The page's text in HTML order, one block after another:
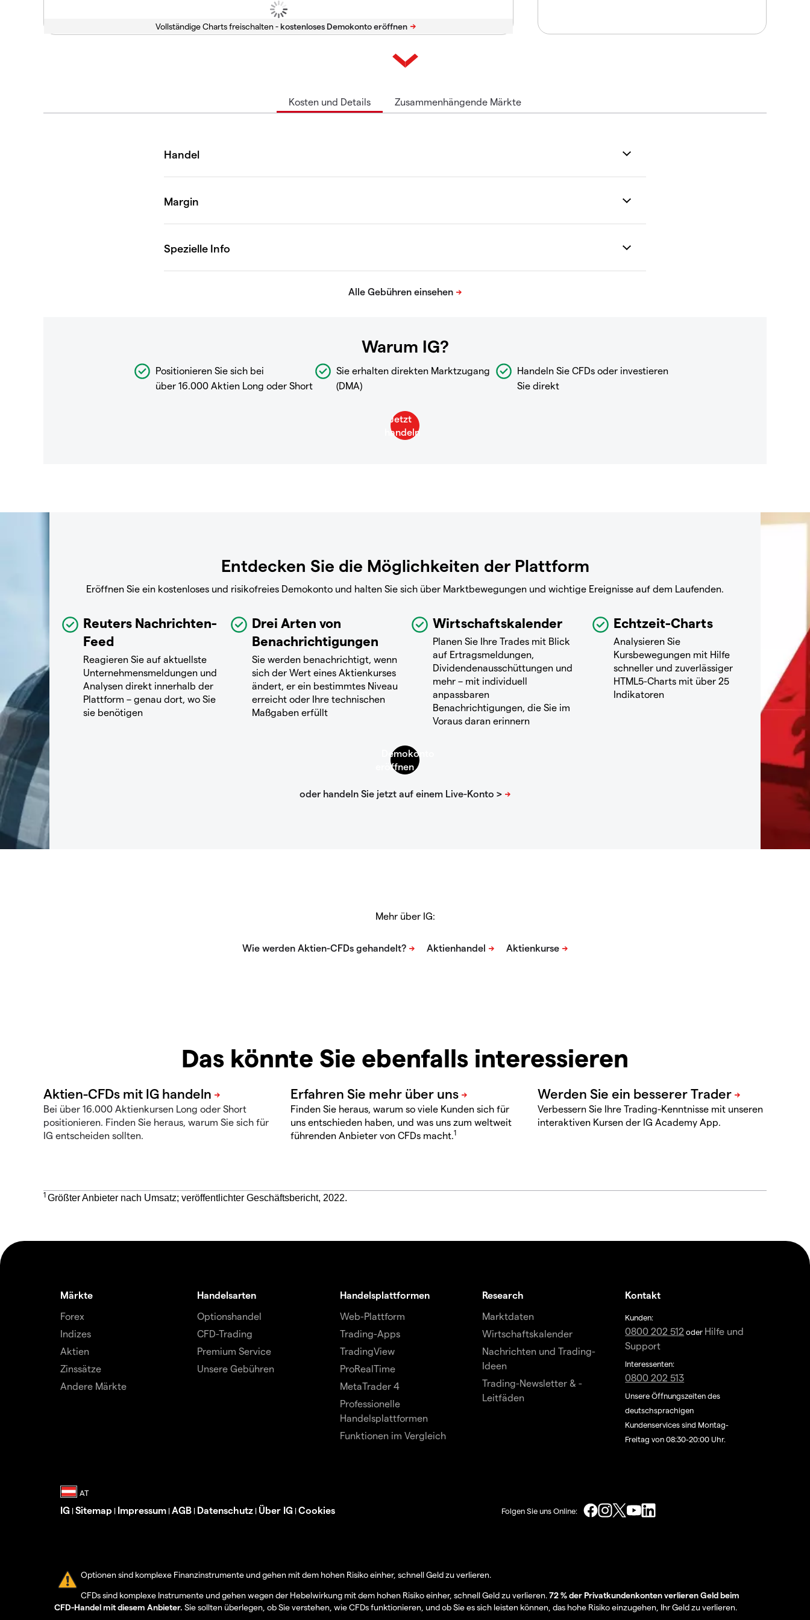
Vollständige Charts freischalten -
Kosten und Details Zusammenhängende Märkte
Warum IG?
Positionieren Sie sich bei
über 16.000 Aktien Long oder Short
Sie erhalten direkten Marktzugang
(DMA)
Handeln Sie CFDs oder investieren
Sie direkt
Entdecken Sie die Möglichkeiten der Plattform
Eröffnen Sie ein kostenloses und risikofreies Demokonto und halten Sie sich über Marktbewegungen und wichtige Ereignisse auf dem Laufenden.
Reuters Nachrichten-
Feed
Reagieren Sie auf aktuellste
Unternehmensmeldungen und
Analysen direkt innerhalb der
Plattform – genau dort, wo Sie
sie benötigen
Drei Arten von
Benachrichtigungen
Sie werden benachrichtigt, wenn
sich der Wert eines Aktienkurses
ändert, er ein bestimmtes Niveau
erreicht oder Ihre technischen
Maßgaben erfüllt
Wirtschaftskalender
Planen Sie Ihre Trades mit Blick
auf Ertragsmeldungen,
Dividendenausschüttungen und
mehr – mit individuell
anpassbaren
Benachrichtigungen, die Sie im
Voraus daran erinnern
Echtzeit-Charts
Analysieren Sie
Kursbewegungen mit Hilfe
schneller und zuverlässiger
HTML5-Charts mit über 25
Indikatoren
Mehr über IG:
Das könnte Sie ebenfalls interessieren
Bei über 16.000 Aktienkursen Long oder Short
positionieren. Finden Sie heraus, warum Sie sich für
IG entscheiden sollten.
Finden Sie heraus, warum so viele Kunden sich für
uns entschieden haben, und was uns zum weltweit
führenden Anbieter von CFDs macht.1
Verbessern Sie Ihre Trading-Kenntnisse mit unseren
interaktiven Kursen der IG Academy App.
1 Größter Anbieter nach Umsatz; veröffentlichter Geschäftsbericht, 2022.
Märkte
Forex
Indizes
Aktien
Zinssätze
Andere Märkte
Handelsarten
Optionshandel
CFD-Trading
Premium Service
Unsere Gebühren
Handelsplattformen
Web-Plattform
Trading-Apps
TradingView
ProRealTime
MetaTrader 4
Professionelle
Handelsplattformen
Funktionen im Vergleich
Research
Marktdaten
Wirtschaftskalender
Nachrichten und Trading-
Ideen
Trading-Newsletter & -
Leitfäden
Kontakt
Kunden:
0800 202 512 oder Hilfe und
Support
Interessenten:
0800 202 513
Unsere Öffnungszeiten des
deutschsprachigen
Kundenservices sind Montag-
Freitag von 08:30-20:00 Uhr.
IG | Sitemap | Impressum | AGB | Datenschutz | Über IG | Cookies Folgen Sie uns Online:
Optionen sind komplexe Finanzinstrumente und gehen mit dem hohen Risiko einher, schnell Geld zu verlieren.
CFDs sind komplexe Instrumente und gehen wegen der Hebelwirkung mit dem hohen Risiko einher, schnell Geld zu verlieren.72 % der Privatkundenkonten verlieren Geld beim
CFD-Handel mit diesem Anbieter. Sie sollten überlegen, ob Sie verstehen, wie CFDs funktionieren, und ob Sie es sich leisten können, das hohe Risiko einzugehen, Ihr Geld zu verlieren.